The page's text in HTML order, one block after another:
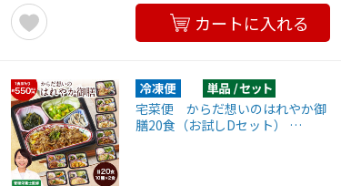
カートに入れる
宅菜便 からだ想いのはれやか御
膳20食（お試しDセット） …